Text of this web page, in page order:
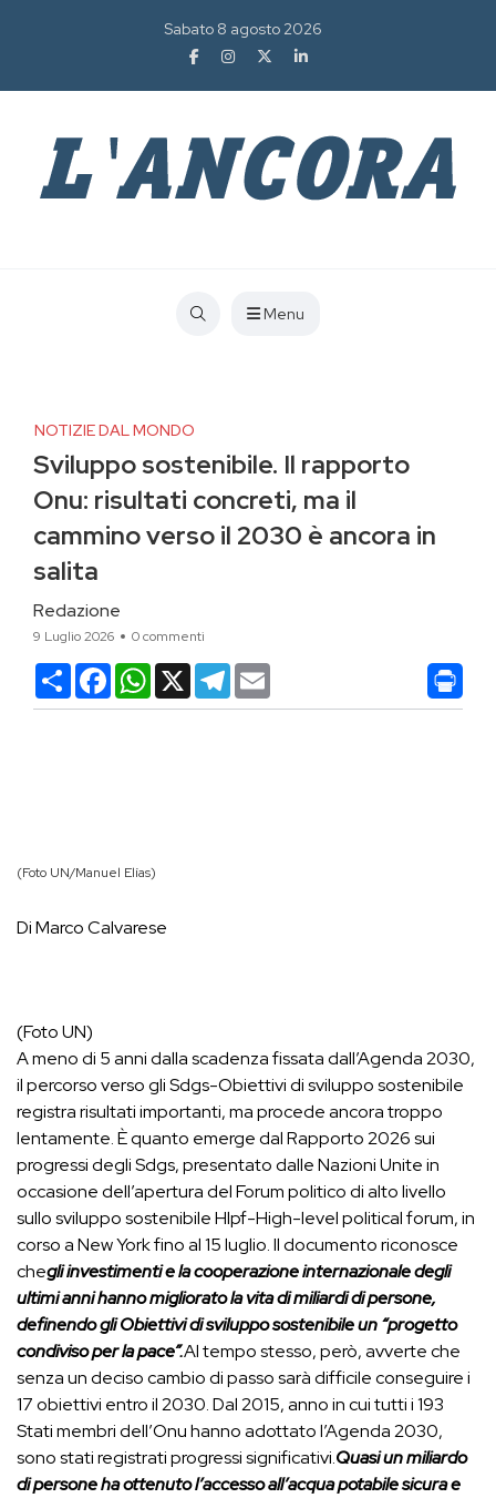
Sabato 8 agosto 2026
Menu
NOTIZIE DAL MONDO
Sviluppo sostenibile. Il rapporto
Onu: risultati concreti, ma il
cammino verso il 2030 è ancora in
salita
Redazione
9 Luglio 2026 0 commenti
CondividiFacebookWhatsApp
X Telegram
(Foto UN/Manuel Elías)
Di Marco Calvarese
(Foto UN)
A meno di 5 anni dalla scadenza fissata dall’Agenda 2030,
il percorso verso gli Sdgs-Obiettivi di sviluppo sostenibile
registra risultati importanti, ma procede ancora troppo
lentamente. È quanto emerge dal Rapporto 2026 sui
progressi degli Sdgs, presentato dalle Nazioni Unite in
occasione dell’apertura del Forum politico di alto livello
sullo sviluppo sostenibile Hlpf-High-level political forum, in
corso a New York fino al 15 luglio. Il documento riconosce
chegli investimenti e la cooperazione internazionale degli
ultimi anni hanno migliorato la vita di miliardi di persone,
definendo gli Obiettivi di sviluppo sostenibile un “progetto
condiviso per la pace”.Al tempo stesso, però, avverte che
senza un deciso cambio di passo sarà difficile conseguire i
17 obiettivi entro il 2030. Dal 2015, anno in cui tutti i 193
Stati membri dell’Onu hanno adottato l’Agenda 2030,
sono stati registrati progressi significativi.Quasi un miliardo
di persone ha ottenuto l’accesso all’acqua potabile sicura e